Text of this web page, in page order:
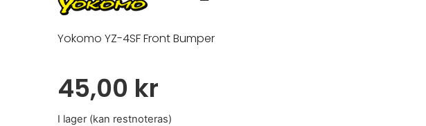
Yokomo YZ-4SF Front Bumper
45,00 kr
I lager (kan restnoteras)